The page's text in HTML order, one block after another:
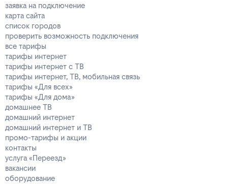
заявка на подключение
карта сайта
список городов
проверить возможность подключения
все тарифы
тарифы интернет
тарифы интернет с ТВ
тарифы интернет, ТВ, мобильная связь
тарифы «Для всех»
тарифы «Для дома»
домашнее ТВ
домашний интернет
домашний интернет и ТВ
промо-тарифы и акции
контакты
услуга «Переезд»
вакансии
оборудование